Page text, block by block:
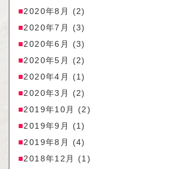
2020年8月
(2)
2020年7月
(3)
2020年6月
(3)
2020年5月
(2)
2020年4月
(1)
2020年3月
(2)
2019年10月
(2)
2019年9月
(1)
2019年8月
(4)
2018年12月
(1)